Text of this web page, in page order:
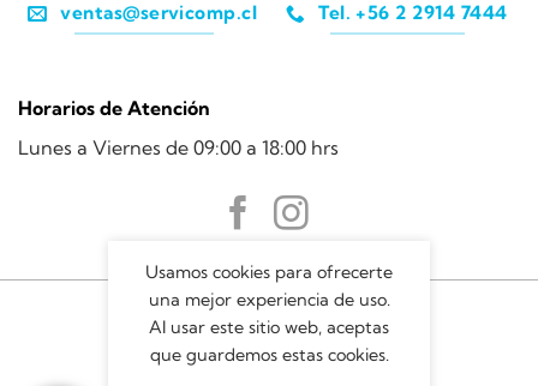
ventas@servicomp.cl Tel. +56 2 2914 7444
Horarios de Atención
Lunes a Viernes de 09:00 a 18:00 hrs
Usamos cookies para ofrecerte
una mejor experiencia de uso.
Al usar este sitio web, aceptas
que guardemos estas cookies.